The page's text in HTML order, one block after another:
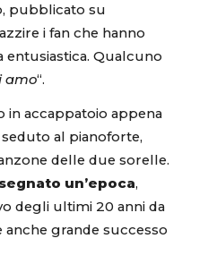
pubblicato su
i fan che hanno
Qualcuno
amo“.
in accappatoio appena
al pianoforte,
delle due sorelle.
un’epoca,
degli ultimi 20 anni da
anche grande successo